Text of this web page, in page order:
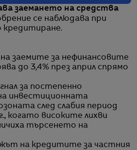
заемането на средства
се наблюдава при
заемите за нефинансовите
до 3,4% през април спрямо
за постепенно
инвестиционната
след слабия период
когато високите лихви
търсенето на
на кредитите за частния